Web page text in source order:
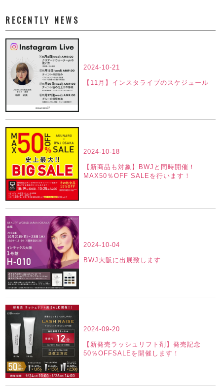
RECENTLY NEWS
2024-10-21
【11月】インスタライブのスケジュール
2024-10-18
【新商品も対象】BWJと同時開催！
MAX50％OFF SALEを行います！
2024-10-04
BWJ大阪に出展致します
2024-09-20
【新発売ラッシュリフト剤】発売記念
50％OFFSALEを開催します！